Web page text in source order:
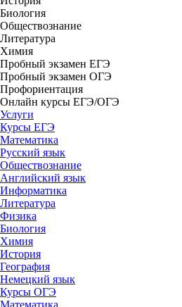
Биология
Обществознание
Литература
Химия
Пробный экзамен ЕГЭ
Пробный экзамен ОГЭ
Профориентация
Онлайн курсы ЕГЭ/ОГЭ
Услуги
Курсы ЕГЭ
Математика
Русский язык
Обществознание
Английский язык
Информатика
Литература
Физика
Биология
Химия
История
География
Немецкий язык
Курсы ОГЭ
Математика